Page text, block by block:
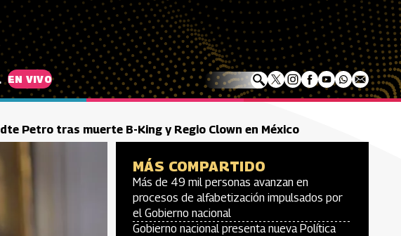
EN VIVO
Petro tras muerte B-King y Regio Clown en México
MÁS COMPARTIDO
Más de 49 mil personas avanzan en
procesos de alfabetización impulsados por
el Gobierno nacional
Gobierno nacional presenta nueva Política